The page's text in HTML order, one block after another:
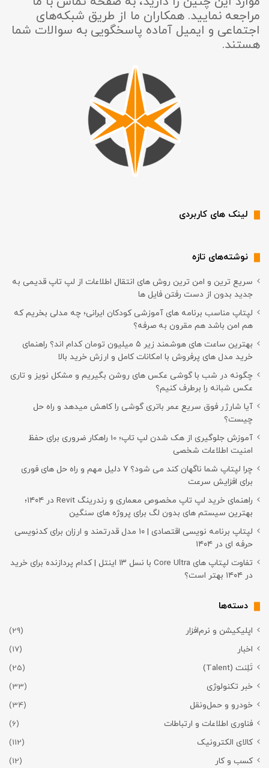
مراجعه نمایید. همکاران ما از طریق شبکه‌های
اجتماعی و ایمیل آماده پاسخگویی به سوالات شما
هستند.
لینک های کاربردی
نوشته‌های تازه
سریع ترین و امن ترین روش های انتقال اطلاعات از لپ تاپ قدیمی به
جدید بدون از دست رفتن فایل ها
لپتاپ مناسب برنامه های آموزشی کودکان ایرانی؛ چه مدلی بخریم که
هم امن باشد هم مقرون به صرفه؟
بهترین ساعت های هوشمند زیر ۵ میلیون تومان کدام اند؟ راهنمای
خرید مدل های پرفروش با امکانات کامل و ارزش خرید بالا
چگونه در شب با گوشی عکس های روشن بگیریم و مشکل نویز و تاری
عکس شبانه را برطرف کنیم؟
آیا شارژر فوق سریع عمر باتری گوشی را کاهش میدهد و راه حل
چیست؟
آموزش جلوگیری از هک شدن لپ تاپ؛ 10 راهکار ضروری برای حفظ
امنیت اطلاعات شخصی
چرا لپتاپ شما ناگهان کند می شود؟ ۷ دلیل مهم و راه حل های فوری
برای افزایش سرعت
راهنمای خرید لپ تاپ مخصوص معماری و رندرینگ Revit در ۱۴۰۴؛
بهترین سیستم های بدون لگ برای پروژه های سنگین
لپتاپ برنامه نویسی اقتصادی | ۱۰ مدل قدرتمند و ارزان برای کدنویسی
حرفه ای در ۱۴۰۴
تفاوت لپتاپ های Core Ultra با نسل ۱۳ اینتل | کدام پردازنده برای خرید
در ۱۴۰۴ بهتر است؟
دسته‌ها
اپلیکیشن و نرم‌افزار
(29)
اخبار
(17)
تَلِنت (Talent)
(25)
خبر تکنولوژی
(33)
خودرو و حمل‌و‌نقل
(34)
فناوری اطلاعات و ارتباطات
(6)
کالای الکترونیک
(112)
کسب و کار
(12)